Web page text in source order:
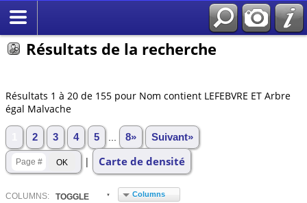
Résultats de la recherche
Résultats 1 à 20 de 155 pour Nom contient LEFEBVRE ET Arbre
égal Malvache
2 3 4 5 8» Suivant»
| Carte de densité
COLUMN S: TOGGLE Columns